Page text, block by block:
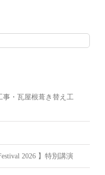
・瓦屋根葺き替え工
2026 】特別講演